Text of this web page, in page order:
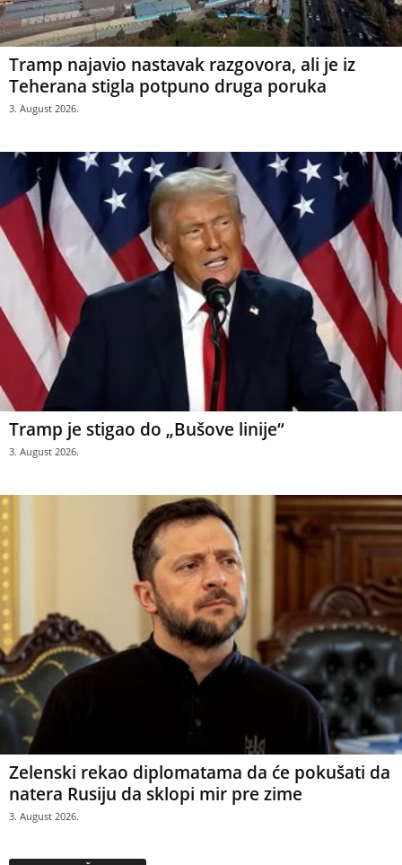
Tramp najavio nastavak razgovora, ali je iz
Teherana stigla potpuno druga poruka
3. August 2026.
Tramp je stigao do „Bušove linije“
3. August 2026.
Zelenski rekao diplomatama da će pokušati da
natera Rusiju da sklopi mir pre zime
3. August 2026.